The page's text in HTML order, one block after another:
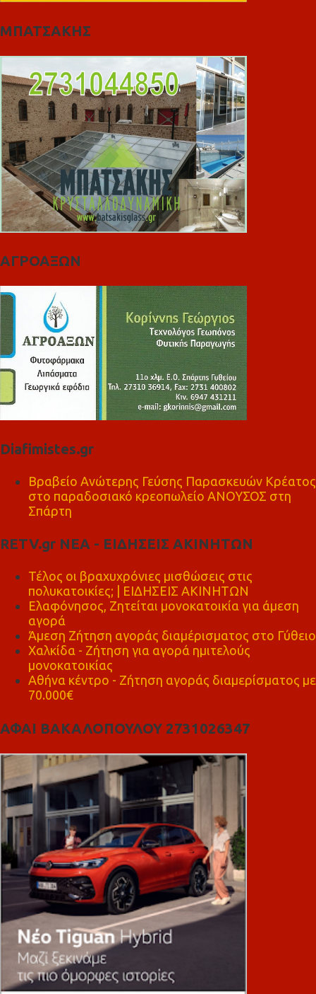
ΜΠΑΤΣΑΚΗΣ
ΑΓΡΟΑΞΩΝ
Diafimistes.gr
Βραβείο Ανώτερης Γεύσης Παρασκευών Κρέατος
στο παραδοσιακό κρεοπωλείο ΑΝΟΥΣΟΣ στη
Σπάρτη
RETV.gr ΝΕΑ - ΕΙΔΗΣΕΙΣ ΑΚΙΝΗΤΩΝ
Τέλος οι βραχυχρόνιες μισθώσεις στις
πολυκατοικίες; | ΕΙΔΗΣΕΙΣ ΑΚΙΝΗΤΩΝ
Ελαφόνησος, Ζητείται μονοκατοικία για άμεση
αγορά
Άμεση Ζήτηση αγοράς διαμέρισματος στο Γύθειο
Χαλκίδα - Ζήτηση για αγορά ημιτελούς
μονοκατοικίας
Αθήνα κέντρο - Ζήτηση αγοράς διαμερίσματος με
70.000€
ΑΦΑΙ ΒΑΚΑΛΟΠΟΥΛΟΥ 2731026347